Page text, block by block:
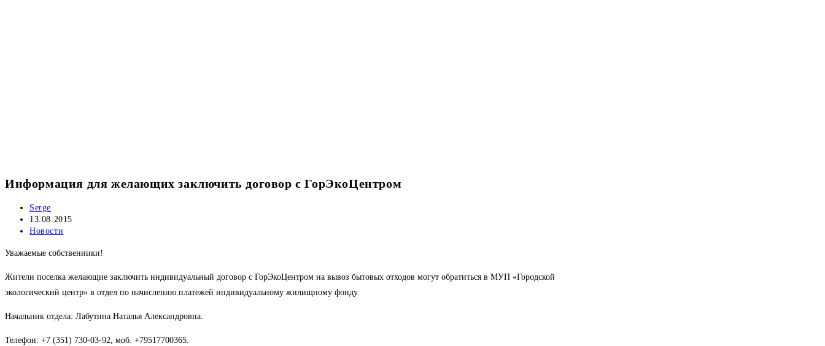
Информация для желающих заключить договор с ГорЭкоЦентром
Автор
записи:
Serge
Запись
опубликована:
13.08.2015
Рубрика
Новости
Уважаемые собственники!
Жители поселка желающие заключить индивидуальный договор с ГорЭкоЦентром на вывоз бытовых отходов могут обратиться в МУП «Городской
экологический центр» в отдел по начислению платежей индивидуальному жилищному фонду.
Начальник отдела: Лабутина Наталья Александровна.
Телефон: +7 (351) 730-03-92, моб. +79517700365.